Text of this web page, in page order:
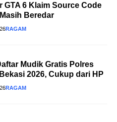
GTA 6 Klaim Source Code
Beredar
RAGAM
Mudik Gratis Polres
2026, Cukup dari HP
RAGAM